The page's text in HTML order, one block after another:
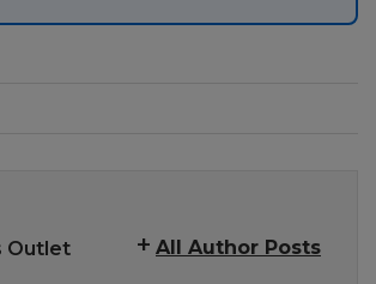
Outlet All Author Posts